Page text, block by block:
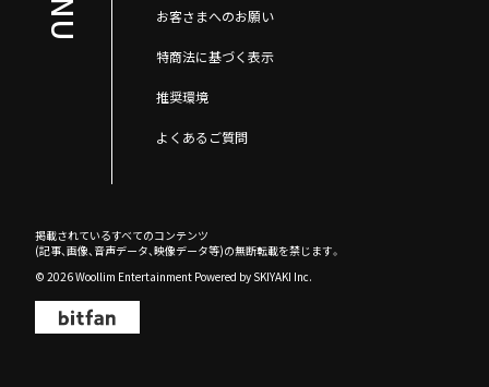
お客さまへのお願い
特商法に基づく表示
推奨環境
よくあるご質問
掲載されているすべてのコンテンツ
(記事、画像、音声データ、映像データ等)の無断転載を禁じます。
© 2026 Woollim Entertainment Powered by SKIYAKI Inc.